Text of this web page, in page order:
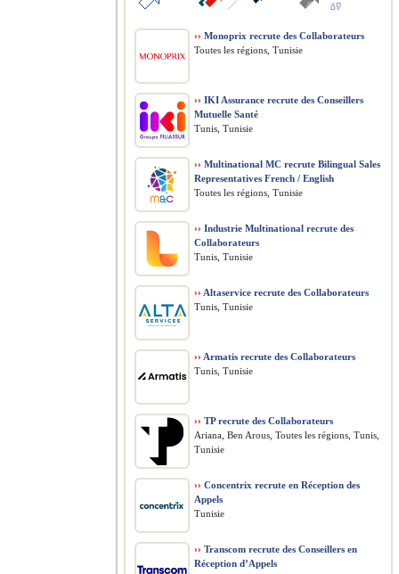
›› Monoprix recrute des Collaborateurs
Toutes les régions, Tunisie
›› IKI Assurance recrute des Conseillers
Mutuelle Santé
Tunis, Tunisie
›› Multinational MC recrute Bilingual Sales
Representatives French / English
Toutes les régions, Tunisie
›› Industrie Multinational recrute des
Collaborateurs
Tunis, Tunisie
›› Altaservice recrute des Collaborateurs
Tunis, Tunisie
›› Armatis recrute des Collaborateurs
Tunis, Tunisie
›› TP recrute des Collaborateurs
Ariana, Ben Arous, Toutes les régions, Tunis,
Tunisie
›› Concentrix recrute en Réception des
Appels
Tunisie
›› Transcom recrute des Conseillers en
Réception d’Appels